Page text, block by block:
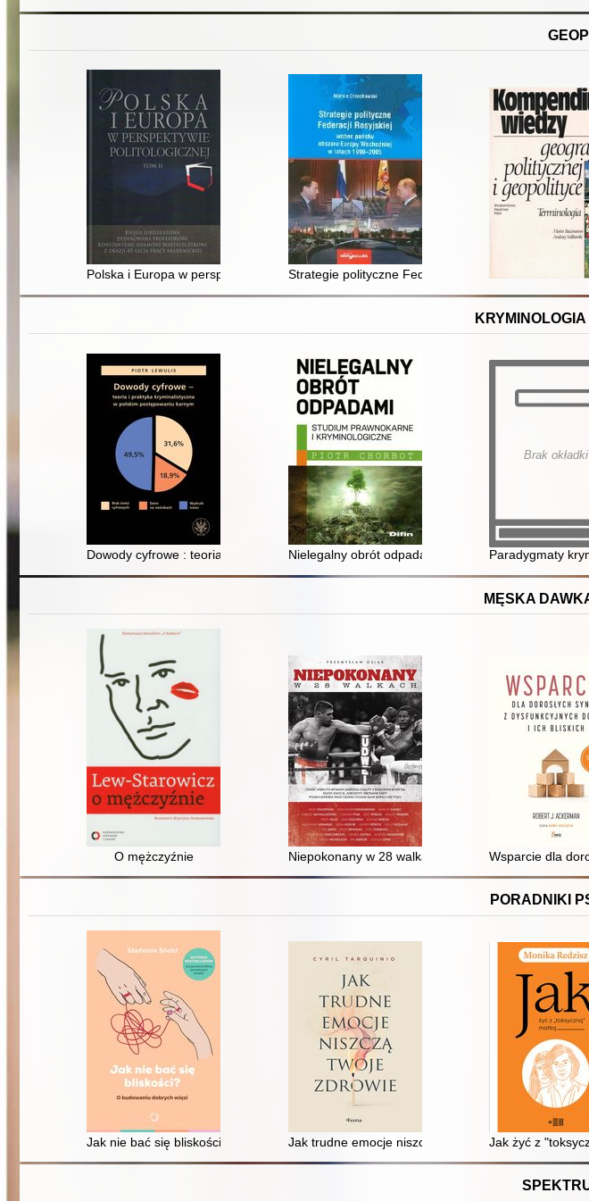
Polska i Europa w perspektywie politologicznej : księga jubileuszowa dedykowana
Strategie polityczne Federacji Rosyjskiej wobec
Dowody cyfrowe : teoria i praktyka kryminalistyczna w polskim postępowaniu karnym
Nielegalny obrót odpadami : studium prawnokarne i
Brak okładki
Paradygmaty
MĘSKA
O mężczyźnie Niepokonany w 28 walkach Wsparcie dla
PORADNIKI
Jak nie bać się bliskości? : o budowaniu dobrych więziJak trudne emocje niszczą twoje zdrowie
Jak żyć z